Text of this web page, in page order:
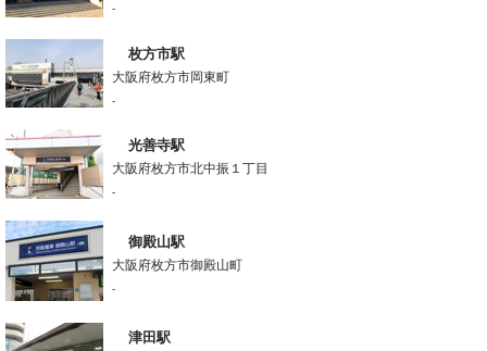
-
枚方市駅
大阪府枚方市岡東町
-
光善寺駅
大阪府枚方市北中振１丁目
-
御殿山駅
大阪府枚方市御殿山町
-
津田駅